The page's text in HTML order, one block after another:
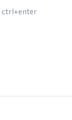
ctrl+enter